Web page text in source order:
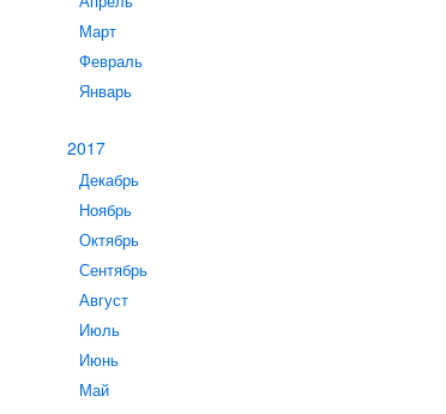
Март
Февраль
Январь
2017
Декабрь
Ноябрь
Октябрь
Сентябрь
Август
Июль
Июнь
Май